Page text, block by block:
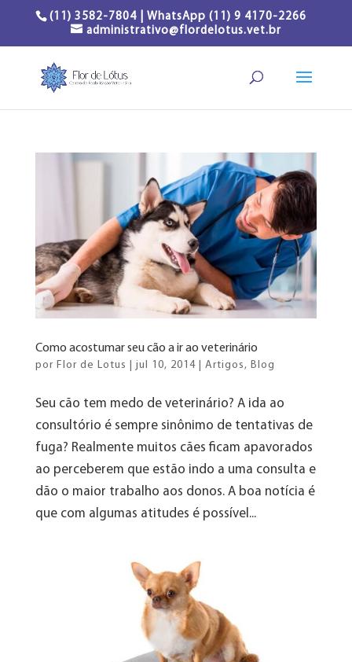
(11) 3582-7804 | WhatsApp (11) 9 4170-2266
administrativo@flordelotus.vet.br
Como acostumar seu cão a ir ao veterinário
por Flor de Lotus jul 10, 2014| Artigos, Blog
Seu cão tem medo de veterinário? A ida ao
consultório é sempre sinônimo de tentativas de
fuga? Realmente muitos cães ficam apavorados
ao perceberem que estão indo a uma consulta e
dão o maior trabalho aos donos. A boa notícia é
que com algumas atitudes é possível...